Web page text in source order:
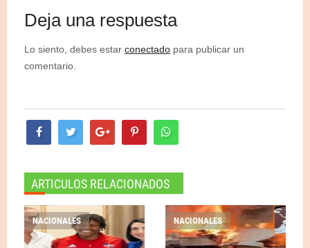
Deja una respuesta
Lo siento, debes estar conectado para publicar un
comentario.
ARTICULOS RELACIONADOS
NACIONALES NACIONALES